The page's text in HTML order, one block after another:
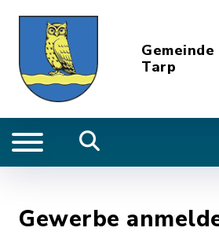
Gemeinde
Tarp
Gewerbe